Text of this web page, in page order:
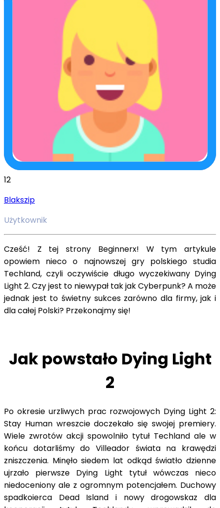
12
Blakszip
Użytkownik
Cześć! Z tej strony Beginnerx! W tym artykule
opowiem nieco o najnowszej gry polskiego studia
Techland, czyli oczywiście długo wyczekiwany Dying
Light 2. Czy jest to niewypał tak jak Cyberpunk? A może
jednak jest to świetny sukces zarówno dla firmy, jak i
dla całej Polski? Przekonajmy się!
Jak powstało Dying Light
2
Po okresie urzliwych prac rozwojowych Dying Light 2:
Stay Human wreszcie doczekało się swojej premiery.
Wiele zwrotów akcji spowolniło tytuł Techland ale w
końcu dotarliśmy do Villeador świata na krawędzi
zniszczenia. Minęło siedem lat odkąd światło dzienne
ujrzało pierwsze Dying Light tytuł wówczas nieco
niedoceniony ale z ogromnym potencjałem. Duchowy
spadkoierca Dead Island i nowy drogowskaz dla